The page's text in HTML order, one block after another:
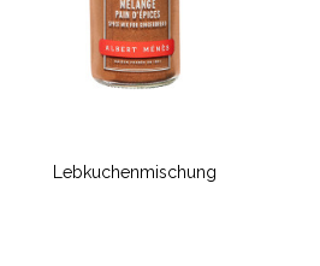
Lebkuchenmischung